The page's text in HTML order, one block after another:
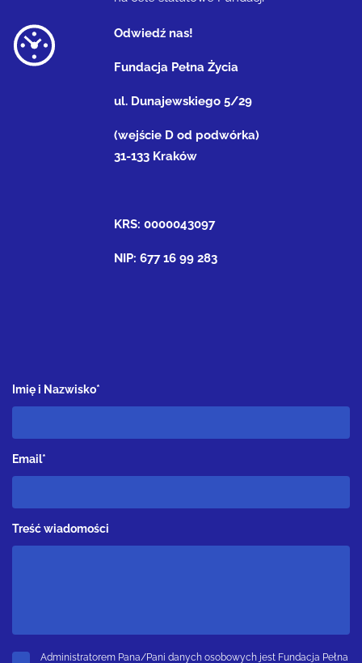
Odwiedź nas!
Fundacja Pełna Życia
ul. Dunajewskiego 5/29
(wejście D od podwórka)
31-133 Kraków
KRS: 0000043097
NIP: 677 16 99 283
Imię i Nazwisko*
Email*
Treść wiadomości
Administratorem Pana/Pani danych osobowych jest Fundacja Pełna